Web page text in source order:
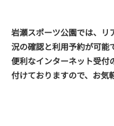
岩瀬スポーツ公園では、リ
況の確認と利用予約が可能
便利なインターネット受付
付けておりますので、お気